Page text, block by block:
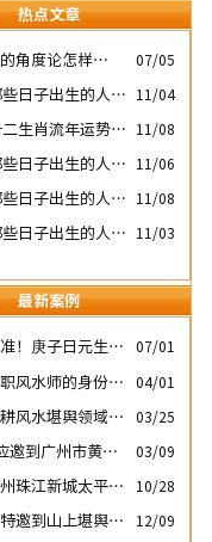
热点文章
角度论怎样掌握
07/05
日子出生的人会 11/04
生肖流年运势概 11/08
日子出生的人会 11/06
日子出生的人会 11/08
日子出生的人会 11/03
最新案例
！庚子日元生人
运势判断实例
07/01
风水师的身份应
橙网络科技公
周年庆典
04/01
风水堪舆领域四
03/25
邀到广州市黄埔
亲戚堪舆住房风
03/09
珠江新城太平洋
堪舆调理风水
10/28
邀到山上堪舆其
12/09